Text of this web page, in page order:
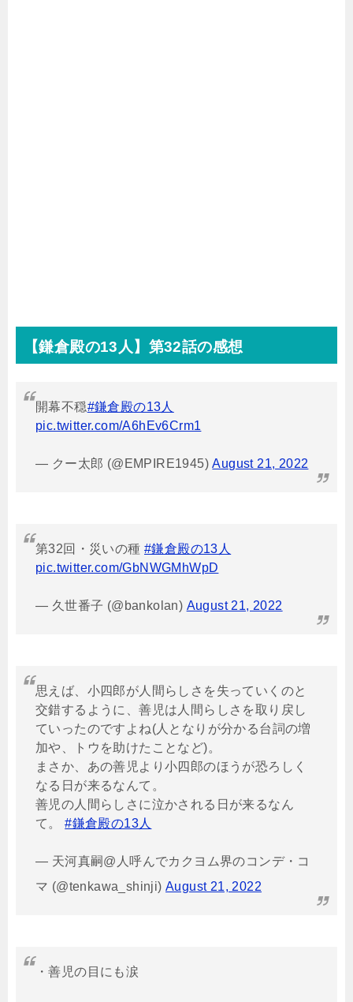
【鎌倉殿の13人】第32話の感想
開幕不穏#鎌倉殿の13人
pic.twitter.com/A6hEv6Crm1
— クー太郎 (@EMPIRE1945)August 21, 2022
第32回・災いの種 #鎌倉殿の13人
pic.twitter.com/GbNWGMhWpD
— 久世番子 (@bankolan) August 21, 2022
思えば、小四郎が人間らしさを失っていくのと
交錯するように、善児は人間らしさを取り戻し
ていったのですよね(人となりが分かる台詞の増
加や、トウを助けたことなど)。
まさか、あの善児より小四郎のほうが恐ろしく
なる日が来るなんて。
善児の人間らしさに泣かされる日が来るなん
て。#鎌倉殿の13人
— 天河真嗣@人呼んでカクヨム界のコンデ・コ
マ (@tenkawa_shinji)August 21, 2022
・善児の目にも涙